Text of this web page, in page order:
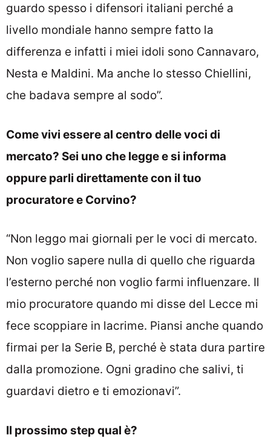
guardo spesso i difensori italiani perché a
livello mondiale hanno sempre fatto la
differenza e infatti i miei idoli sono Cannavaro,
Nesta e Maldini. Ma anche lo stesso Chiellini,
che badava sempre al sodo”.
Come vivi essere al centro delle voci di
mercato? Sei uno che legge e si informa
oppure parli direttamente con il tuo
procuratore e Corvino?
“Non leggo mai giornali per le voci di mercato.
Non voglio sapere nulla di quello che riguarda
l’esterno perché non voglio farmi influenzare. Il
mio procuratore quando mi disse del Lecce mi
fece scoppiare in lacrime. Piansi anche quando
firmai per la Serie B, perché è stata dura partire
dalla promozione. Ogni gradino che salivi, ti
guardavi dietro e ti emozionavi”.
Il prossimo step qual è?